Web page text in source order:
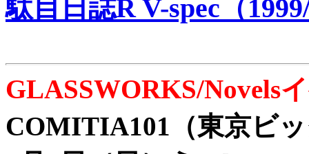
駄目日誌R V-spec（
GLASSWORKS/Novels
COMITIA101（東京ビ